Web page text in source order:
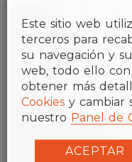
Este sitio web
terceros para
su navegación y
web, todo ello
obtener más
Cookies y cambiar
nuestro Panel de
ACEPTAR